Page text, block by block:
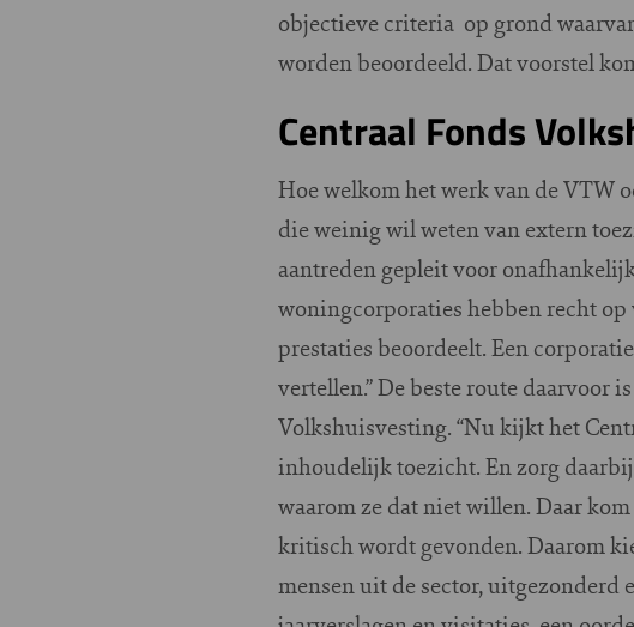
objectieve criteria op grond
worden beoordeeld. Dat voorstel
Centraal Fonds
Hoe welkom het werk van de VTW
die weinig wil weten van extern
aantreden gepleit voor
woningcorporaties hebben recht op
prestaties beoordeelt. Een
vertellen.” De beste route daarvoor
Volkshuisvesting. “Nu kijkt het
inhoudelijk toezicht. En zorg
waarom ze dat niet willen. Daar
kritisch wordt gevonden. Daarom
mensen uit de sector,